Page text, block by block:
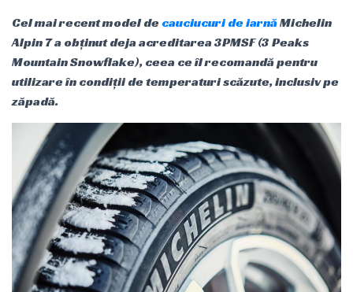
Cel mai recent model decauciucuri de iarnăMichelin
Alpin 7 a obținut deja acreditarea 3PMSF (3 Peaks
Mountain Snowflake), ceea ce îl recomandă pentru
utilizare în condiții de temperaturi scăzute, inclusiv pe
zăpadă.